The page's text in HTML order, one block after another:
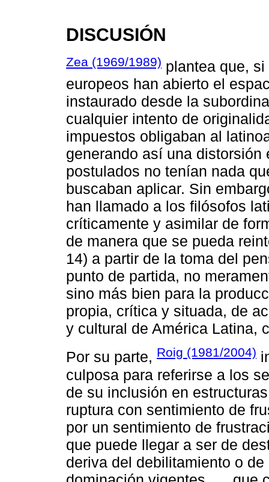
DISCUSIÓN
Zea (1969/1989) plantea que,
europeos han abierto el
instaurado desde la
cualquier intento de
impuestos obligaban al
generando así una
postulados no tenían nada
buscaban aplicar. Sin
han llamado a los filósofos
críticamente y asimilar de
de manera que se pueda
14) a partir de la toma del
punto de partida, no
sino más bien para la
propia, crítica y situada, de
y cultural de América Latina,
Por su parte, Roig (1981/2004)
culposa para referirse a los
de su inclusión en
ruptura con sentimiento de
por un sentimiento de
que puede llegar a ser de
deriva del debilitamiento o